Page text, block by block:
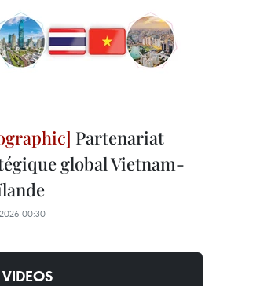
Partenariat
global Vietnam-
00:30
VIDEOS